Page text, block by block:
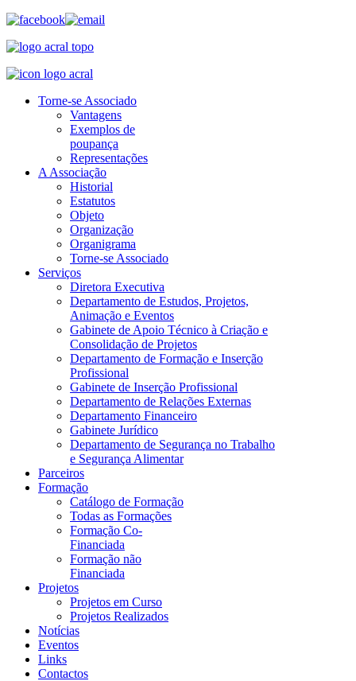
Torne-se Associado
Vantagens
Exemplos de
poupança
Representações
A Associação
Historial
Estatutos
Objeto
Organização
Organigrama
Torne-se Associado
Serviços
Diretora Executiva
Departamento de Estudos, Projetos,
Animação e Eventos
Gabinete de Apoio Técnico à Criação e
Consolidação de Projetos
Departamento de Formação e Inserção
Profissional
Gabinete de Inserção Profissional
Departamento de Relações Externas
Departamento Financeiro
Gabinete Jurídico
Departamento de Segurança no Trabalho
e Segurança Alimentar
Parceiros
Formação
Catálogo de Formação
Todas as Formações
Formação Co-
Financiada
Formação não
Financiada
Projetos
Projetos em Curso
Projetos Realizados
Notícias
Eventos
Links
Contactos